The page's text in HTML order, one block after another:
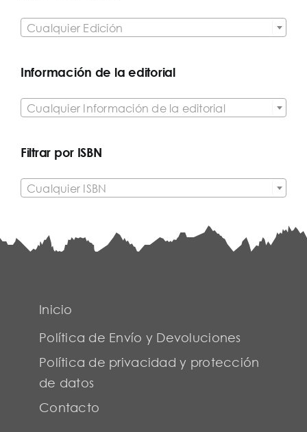
Cualquier Edición
Información de la editorial
Cualquier Información de la editorial
Filtrar por ISBN
Cualquier ISBN
Inicio
Política de Envío y Devoluciones
Política de privacidad y protección
de datos
Contacto